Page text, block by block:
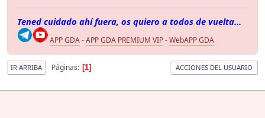
Tened cuidado ahí fuera, os quiero a todos de vuelta...
APP GDA-APP GDA PREMIUM VIP-WebAPP GDA
IR ARRIBA Páginas 1 ACCIONES DEL USUARIO